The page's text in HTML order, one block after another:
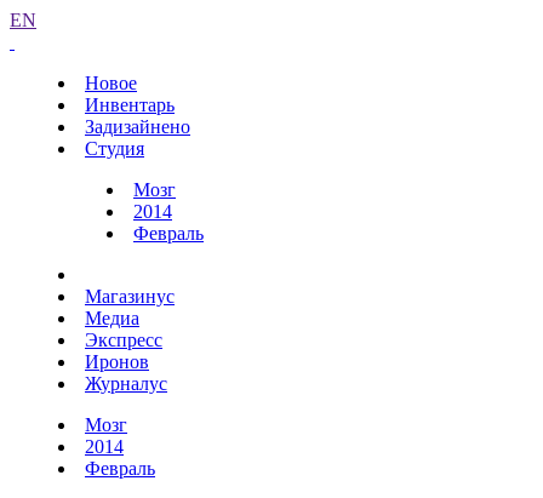
EN
Новое
Инвентарь
Задизайнено
Студия
Мозг
2014
Февраль
Магазинус
Медиа
Экспресс
Иронов
Журналус
Мозг
2014
Февраль